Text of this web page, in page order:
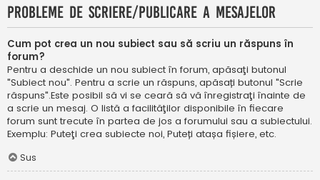
Probleme de scriere/publicare a mesajelor
Cum pot crea un nou subiect sau să scriu un răspuns în
forum?
Pentru a deschide un nou subiect în forum, apăsaţi butonul
"Subiect nou". Pentru a scrie un răspuns, apăsați butonul "Scrie
răspuns".Este posibil să vi se ceară să vă înregistraţi înainte de
a scrie un mesaj. O listă a facilităţilor disponibile în fiecare
forum sunt trecute în partea de jos a forumului sau a subiectului.
Exemplu: Puteţi crea subiecte noi, Puteți atașa fișiere, etc.
Sus